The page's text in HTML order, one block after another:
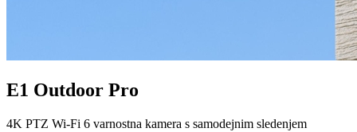
E1 Outdoor Pro
4K PTZ Wi-Fi 6 varnostna kamera s samodejnim sledenjem